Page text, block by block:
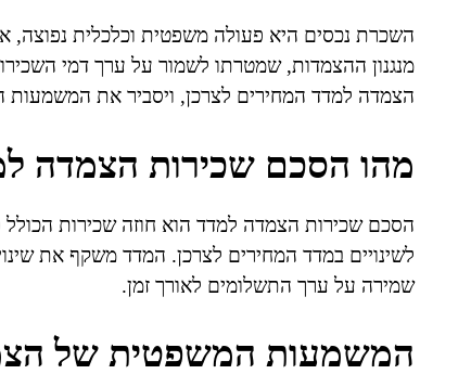
השכרת נכסים היא פעולה משפטית וכלכלית נפוצה,
מנגנון ההצמדות, שמטרתו לשמור על ערך דמי
הצמדה למדד המחירים לצרכן, ויסביר את
מהו הסכם שכירות הצמדה
הסכם שכירות הצמדה למדד הוא חוזה שכירות
לשינויים במדד המחירים לצרכן. המדד משקף את
שמירה על ערך התשלומים לאורך זמן.
המשמעות המשפטית של